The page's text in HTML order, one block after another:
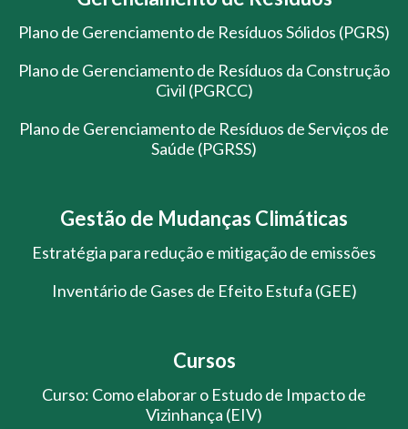
Plano de Gerenciamento de Resíduos Sólidos (PGRS)
Plano de Gerenciamento de Resíduos da Construção
Civil (PGRCC)
Plano de Gerenciamento de Resíduos de Serviços de
Saúde (PGRSS)
Gestão de Mudanças Climáticas
Estratégia para redução e mitigação de emissões
Inventário de Gases de Efeito Estufa (GEE)
Cursos
Curso: Como elaborar o Estudo de Impacto de
Vizinhança (EIV)